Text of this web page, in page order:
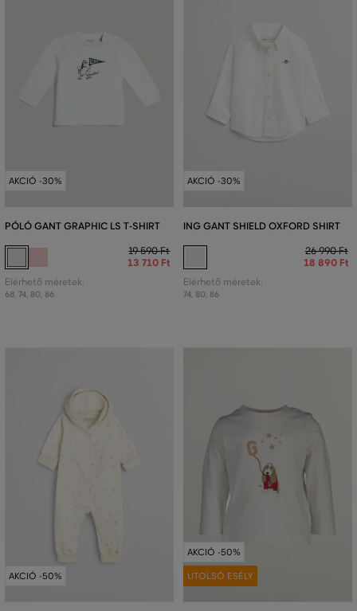
AKCIÓ -30%
PÓLÓ GANT GRAPHIC LS T-SHIRT
19 590 Ft
13 710 Ft
Elérhető méretek:
68, 74, 80, 86
AKCIÓ -30%
ING GANT SHIELD OXFORD SHIRT
26 990 Ft
18 890 Ft
Elérhető méretek:
74, 80, 86
AKCIÓ -50%
AKCIÓ -50%
UTOLSÓ ESÉLY